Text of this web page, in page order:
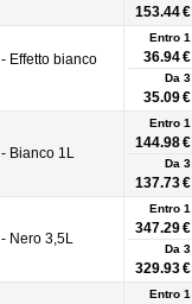
153.44 €
Effetto bianco
Entro 1
36.94 €
Da 3
35.09 €
Bianco 1L
Entro 1
144.98 €
Da 3
137.73 €
Nero 3,5L
Entro 1
347.29 €
Da 3
329.93 €
Entro 1